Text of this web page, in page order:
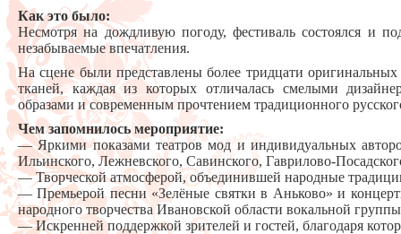
Как это было:
Несмотря на дождливую погоду, фестиваль состоялся и
незабываемые впечатления.
На сцене были представлены более тридцати
тканей, каждая из которых отличалась смелыми
образами и современным прочтением традиционного
Чем запомнилось мероприятие:
— Яркими показами театров мод и индивидуальных
Ильинского, Лежневского, Савинского, Гаврилово-
— Творческой атмосферой, объединившей народные
— Премьерой песни «Зелёные святки в Аньково» и
народного творчества Ивановской области вокальной
— Искренней поддержкой зрителей и гостей, благодаря